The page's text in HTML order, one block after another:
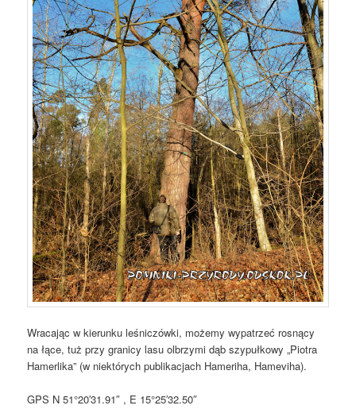
Wracając w kierunku leśniczówki, możemy wypatrzeć rosnący
na łące, tuż przy granicy lasu olbrzymi dąb szypułkowy „Piotra
Hamerlika” (w niektórych publikacjach Hameriha, Hameviha).
GPS N 51°20′31.91″ , E 15°25′32.50″